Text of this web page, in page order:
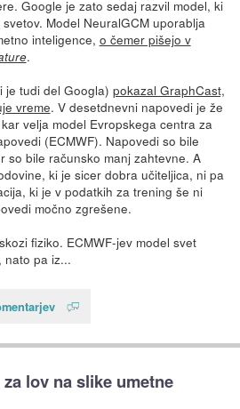
Google je zato sedaj razvil model, ki
Model NeuralGCM uporablja
inteligence, o čemer pišejo v
.
je tudi del Googla) pokazal GraphCast,
vreme. V desetdnevni napovedi je že
velja model Evropskega centra za
(ECMWF). Napovedi so bile
so bile računsko manj zahtevne. A
ki je sicer dobra učiteljica, ni pa
ki je v podatkih za trening še ni
močno zgrešene.
fiziko. ECMWF-jev model svet
nato pa iz...
lov na slike umetne